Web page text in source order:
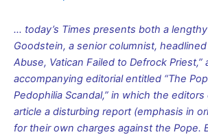
… today’s Times presents both a
Goodstein, a senior columnist,
Abuse, Vatican Failed to Defrock Priest,”
accompanying editorial entitled “The
Pedophilia Scandal,” in which the
article a disturbing report (emphasis in
for their own charges against the Pope.